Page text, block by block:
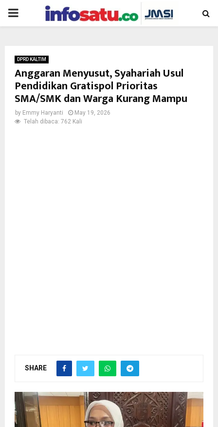
PRIMARY
DPRD KALTIM
Anggaran Menyusut, Syahariah Usul
Pendidikan Gratispol Prioritas
SMA/SMK dan Warga Kurang Mampu
by Emmy Haryanti
May 19, 2026
Telah dibaca: 762 Kali
SHARE